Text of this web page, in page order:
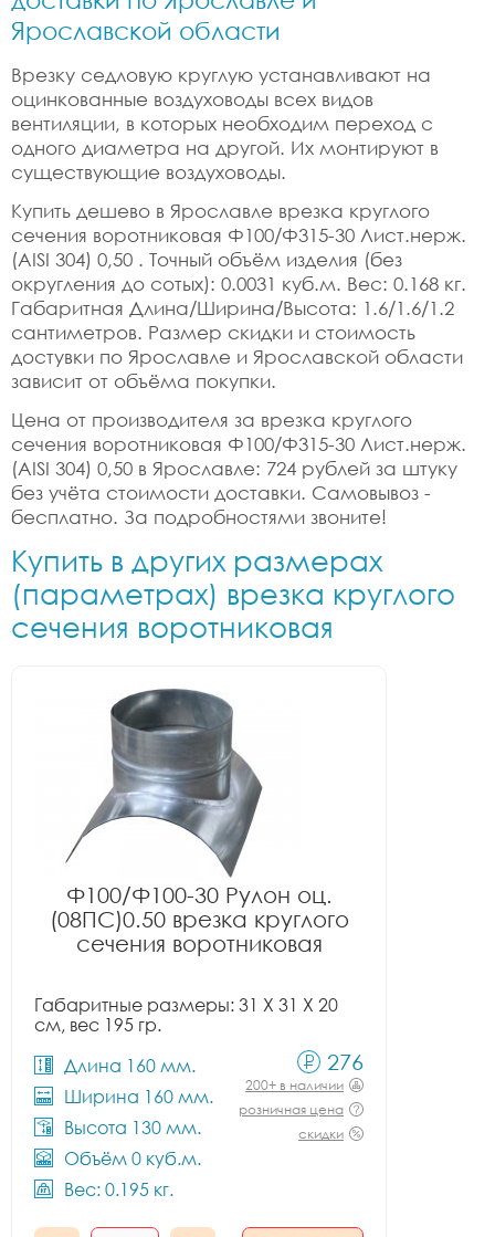
Ярославской области
Врезку седловую круглую устанавливают на
оцинкованные воздуховоды всех видов
вентиляции, в которых необходим переход с
одного диаметра на другой. Их монтируют в
существующие воздуховоды.
Купить дешево в Ярославле врезка круглого
сечения воротниковая Ф100/Ф315-30 Лист.нерж.
(AISI 304) 0,50 . Точный объём изделия (без
округления до сотых): 0.0031 куб.м. Вес: 0.168 кг.
Габаритная Длина/Ширина/Высота: 1.6/1.6/1.2
сантиметров. Размер скидки и стоимость
достувки по Ярославле и Ярославской области
зависит от объёма покупки.
Цена от производителя за врезка круглого
сечения воротниковая Ф100/Ф315-30 Лист.нерж.
(AISI 304) 0,50 в Ярославле: 724 рублей за штуку
без учёта стоимости доставки. Самовывоз -
бесплатно. За подробностями звоните!
Купить в других размерах
(параметрах) врезка круглого
сечения воротниковая
Ф100/Ф100-30 Рулон оц.
(08ПС)0.50 врезка круглого
сечения воротниковая
Габаритные размеры: 31 X 31 X 20
см, вес 195 гр.
Длина 160 мм.
Ширина 160 мм.
Высота 130 мм.
Объём 0 куб.м.
Вес: 0.195 кг.
276
200+ в наличии
розничная цена
скидки